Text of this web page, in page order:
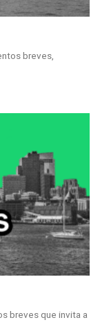
breves,
breves que invita a